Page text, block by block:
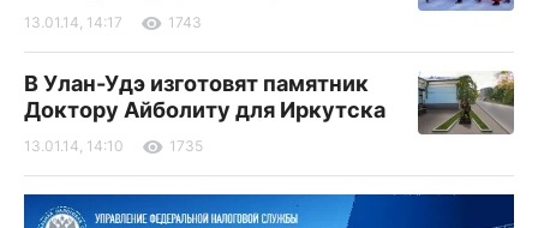
13.01.14, 14:17 1743
В Улан-Удэ изготовят памятник
Доктору Айболиту для Иркутска
13.01.14, 14:10 1735